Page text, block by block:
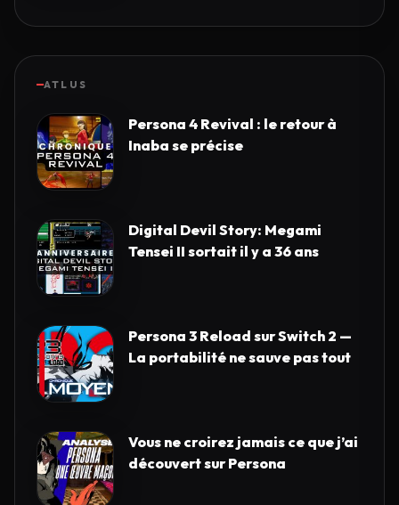
ATLUS
Persona 4 Revival : le retour à
Inaba se précise
Digital Devil Story: Megami
Tensei II sortait il y a 36 ans
Persona 3 Reload sur Switch 2 —
La portabilité ne sauve pas tout
Vous ne croirez jamais ce que j’ai
découvert sur Persona